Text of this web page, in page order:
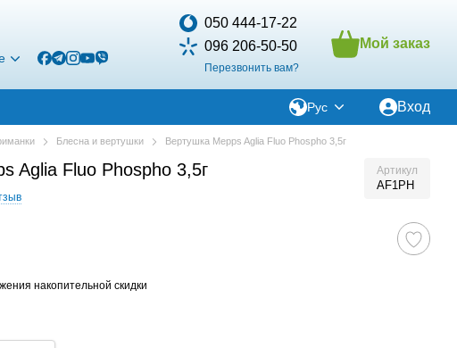
050 444-17-22
096 206-50-50
Перезвонить вам?
Мой заказ
Рус Вход
Блесна и вертушки Вертушка Mepps Aglia Fluo Phospho 3,5г
Aglia Fluo Phospho 3,5г Артикул
AF1PH
накопительной скидки